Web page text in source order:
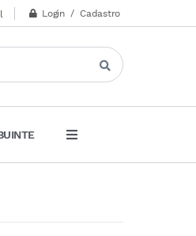
Login / Cadastro